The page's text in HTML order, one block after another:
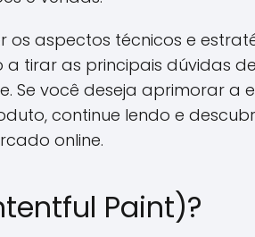
aspectos técnicos e
tirar as principais dúvidas
Se você deseja aprimorar a
continue lendo e
online.
Paint)?